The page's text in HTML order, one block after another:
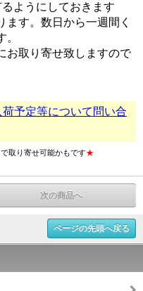
ようにしておきます
ます。数日から一週間く
お取り寄せ致しますので
荷予定等について問い合
取り寄せ可能かもです★
次の商品へ
ページの先頭へ戻る